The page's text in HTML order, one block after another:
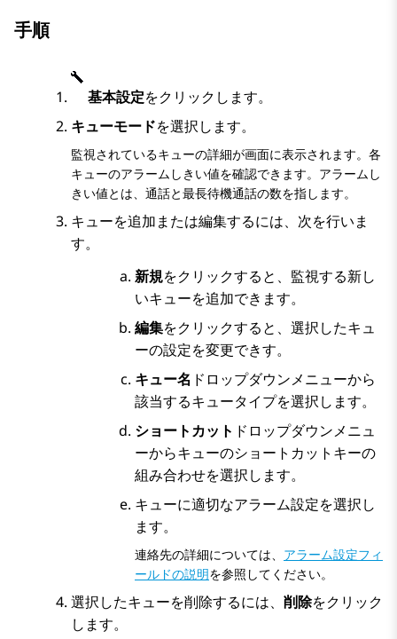
手順
基本設定をクリックします。
キューモードを選択します。
監視されているキューの詳細が画面に表示されます。各
キューのアラームしきい値を確認できます。アラームし
きい値とは、通話と最長待機通話の数を指します。
キューを追加または編集するには、次を行いま
す。
新規をクリックすると、監視する新し
いキューを追加できます。
編集をクリックすると、選択したキュ
ーの設定を変更できす。
キュー名 ドロップダウンメニューから
該当するキュータイプを選択します。
ショートカット ドロップダウンメニュ
ーからキューのショートカットキーの
組み合わせを選択します。
キューに適切なアラーム設定を選択し
ます。
連絡先の詳細については、 アラーム設定フィ
ールドの説明を参照してください。
選択したキューを削除するには、 削除をクリック
します。